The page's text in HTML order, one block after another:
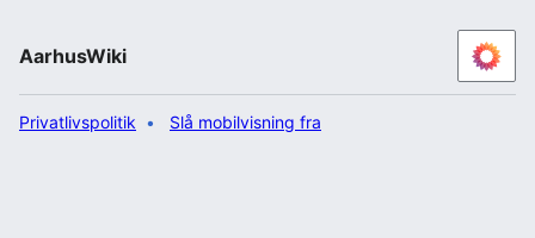
AarhusWiki
Privatlivspolitik Slå mobilvisning fra